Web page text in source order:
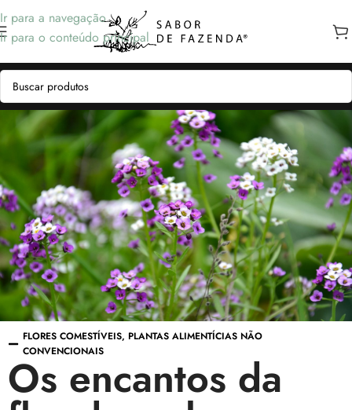
Ir para a navegação
Ir para o conteúdo principal
FLORES COMESTÍVEIS, PLANTAS ALIMENTÍCIAS NÃO
CONVENCIONAIS
Os encantos da